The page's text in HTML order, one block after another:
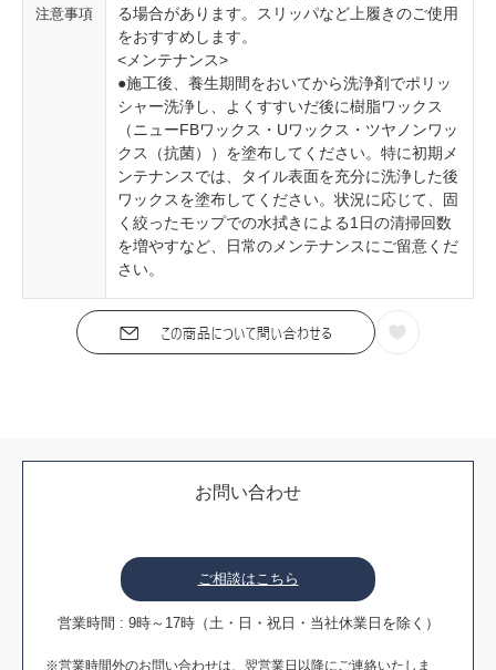
注意事項
る場合があります。スリッパなど上履きのご使用
をおすすめします。
<メンテナンス>
●施工後、養生期間をおいてから洗浄剤でポリッ
シャー洗浄し、よくすすいだ後に樹脂ワックス
（ニューFBワックス・Uワックス・ツヤノンワッ
クス（抗菌））を塗布してください。特に初期メ
ンテナンスでは、タイル表面を充分に洗浄した後
ワックスを塗布してください。状況に応じて、固
く絞ったモップでの水拭きによる1日の清掃回数
を増やすなど、日常のメンテナンスにご留意くだ
さい。
お問い合わせ
ご相談はこちら
営業時間 : 9時～17時（土・日・祝日・当社休業日を除く）
※営業時間外のお問い合わせは、翌営業日以降にご連絡いたしま